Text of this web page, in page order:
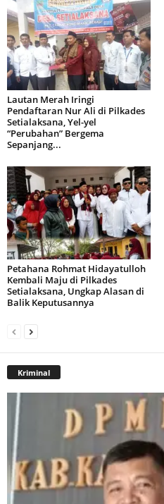
Lautan Merah Iringi
Pendaftaran Nur Ali di Pilkades
Setialaksana, Yel-yel
“Perubahan” Bergema
Sepanjang...
Petahana Rohmat Hidayatulloh
Kembali Maju di Pilkades
Setialaksana, Ungkap Alasan di
Balik Keputusannya
Kriminal